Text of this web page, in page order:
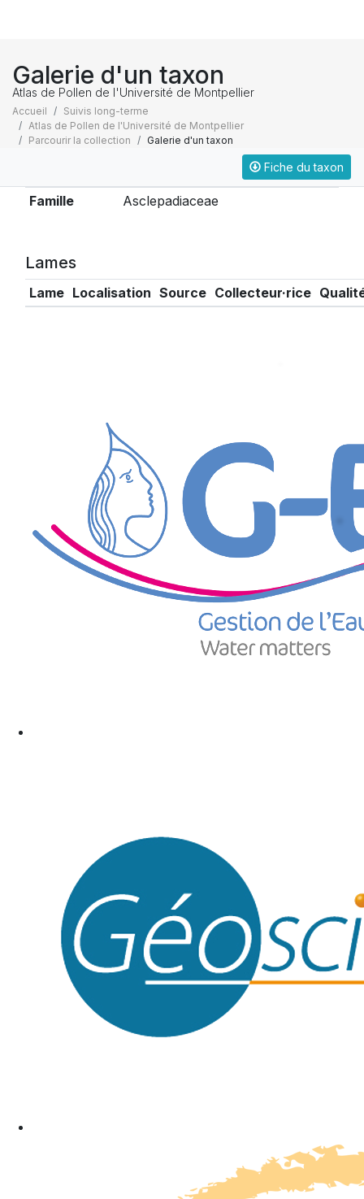
Galerie d'un taxon
Atlas de Pollen de l'Université de Montpellier
Accueil
Suivis long-terme
Atlas de Pollen de l'Université de Montpellier
Parcourir la collection
Galerie d'un taxon
Fiche du taxon
Famille Asclepadiaceae
Lames
Lame Localisation Source Collecteur·rice